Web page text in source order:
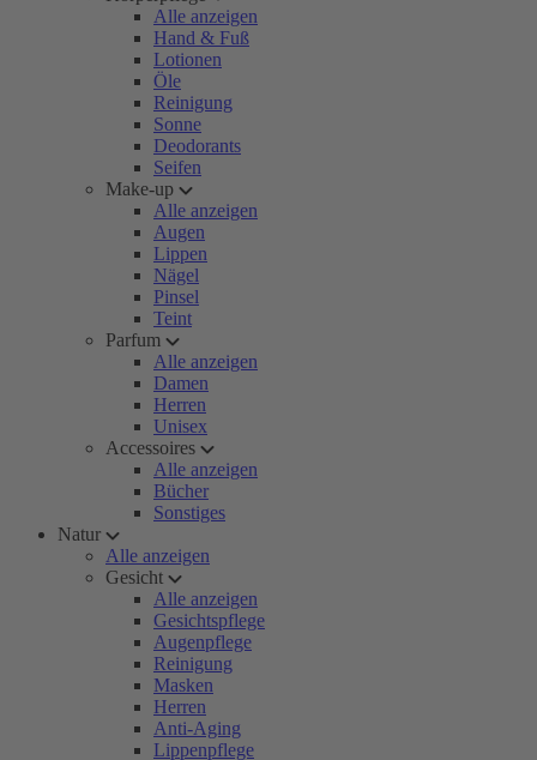
Alle anzeigen
Hand & Fuß
Lotionen
Öle
Reinigung
Sonne
Deodorants
Seifen
Make-up
Alle anzeigen
Augen
Lippen
Nägel
Pinsel
Teint
Parfum
Alle anzeigen
Damen
Herren
Unisex
Accessoires
Alle anzeigen
Bücher
Sonstiges
Natur
Alle anzeigen
Gesicht
Alle anzeigen
Gesichtspflege
Augenpflege
Reinigung
Masken
Herren
Anti-Aging
Lippenpflege